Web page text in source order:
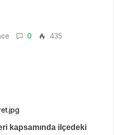
0
435
kapsamında ilçedeki